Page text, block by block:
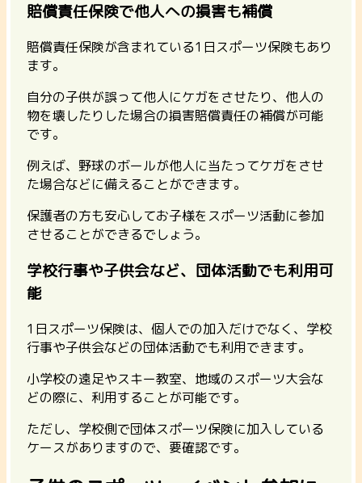
賠償責任保険で他人への損害も補償
賠償責任保険が含まれている1日スポーツ保険もあり
ます。
自分の子供が誤って他人にケガをさせたり、他人の
物を壊したりした場合の損害賠償責任の補償が可能
です。
例えば、野球のボールが他人に当たってケガをさせ
た場合などに備えることができます。
保護者の方も安心してお子様をスポーツ活動に参加
させることができるでしょう。
学校行事や子供会など、団体活動でも利用可
能
1日スポーツ保険は、個人での加入だけでなく、学校
行事や子供会などの団体活動でも利用できます。
小学校の遠足やスキー教室、地域のスポーツ大会な
どの際に、利用することが可能です。
ただし、 学校側で団体スポーツ保険に加入している
ケースがありますので、要確認です。